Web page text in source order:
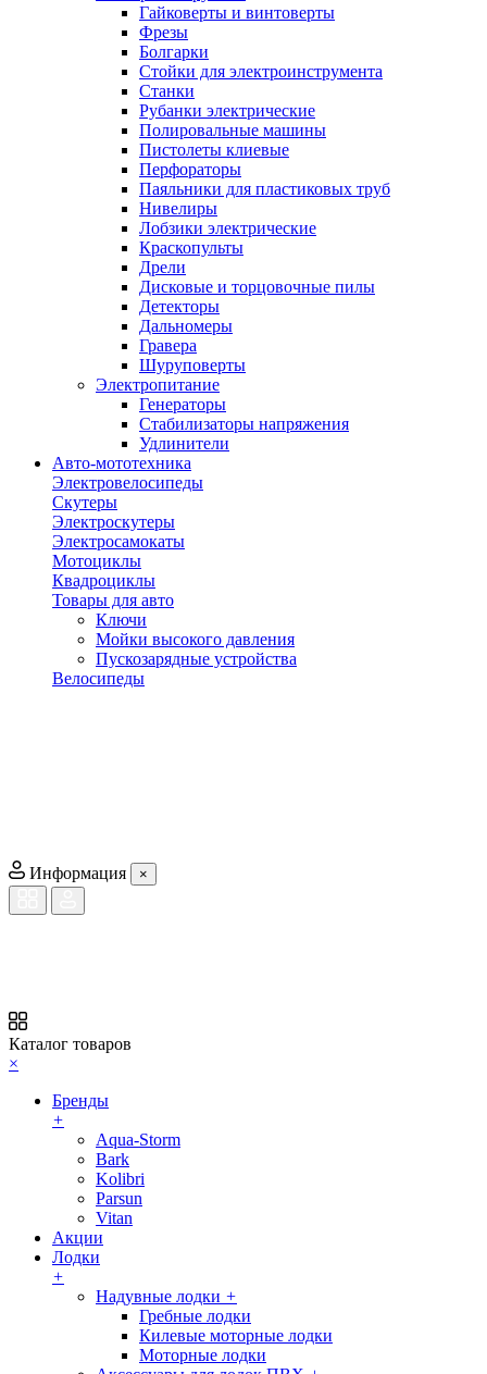
Гайковерты и винтоверты
Фрезы
Болгарки
Стойки для электроинструмента
Станки
Рубанки электрические
Полировальные машины
Пистолеты клиевые
Перфораторы
Паяльники для пластиковых труб
Нивелиры
Лобзики электрические
Краскопульты
Дрели
Дисковые и торцовочные пилы
Детекторы
Дальномеры
Гравера
Шуруповерты
Электропитание
Генераторы
Стабилизаторы напряжения
Удлинители
Авто-мототехника
Электровелосипеды
Скутеры
Электроскутеры
Электросамокаты
Мотоциклы
Квадроциклы
Товары для авто
Ключи
Мойки высокого давления
Пускозарядные устройства
Велосипеды
Информация ×
Каталог товаров
×
Бренды
+
Aqua-Storm
Bark
Kolibri
Parsun
Vitan
Акции
Лодки
+
Надувные лодки +
Гребные лодки
Килевые моторные лодки
Моторные лодки